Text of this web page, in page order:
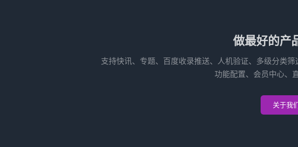
做最好的产
支持快讯、专题、百度收录推送、人机验证、多级分类
功能配置、会员中心、
关于我